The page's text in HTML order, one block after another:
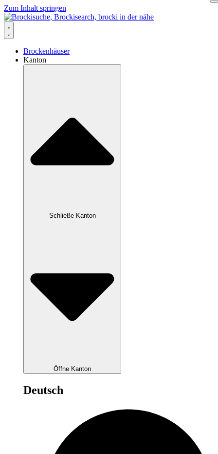
Zum Inhalt springen
Brockenhäuser
Kanton
Schließe Kanton
Öffne Kanton
Deutsch